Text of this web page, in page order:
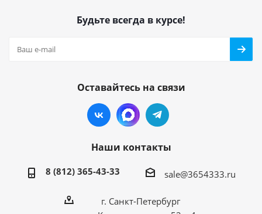
Будьте всегда в курсе!
Оставайтесь на связи
Наши контакты
8 (812) 365-43-33 sale@3654333.ru
г. Санкт-Петербург